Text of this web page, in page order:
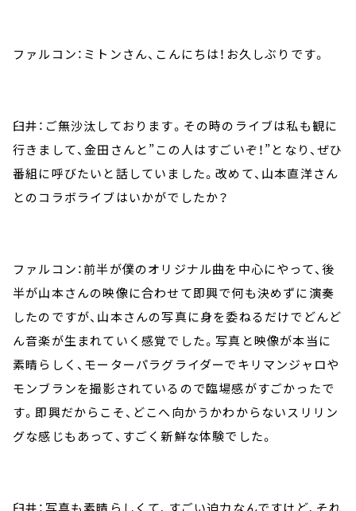
ファルコン：ミトンさん、こんにちは！お久しぶりです。
臼井：ご無沙汰しております。その時のライブは私も観に
行きまして、金田さんと”この人はすごいぞ！”となり、ぜひ
番組に呼びたいと話していました。改めて、山本直洋さん
とのコラボライブはいかがでしたか？
ファルコン：前半が僕のオリジナル曲を中心にやって、後
半が山本さんの映像に合わせて即興で何も決めずに演奏
したのですが、山本さんの写真に身を委ねるだけでどんど
ん音楽が生まれていく感覚でした。写真と映像が本当に
素晴らしく、モーターパラグライダーでキリマンジャロや
モンブランを撮影されているので臨場感がすごかったで
す。即興だからこそ、どこへ向かうかわからないスリリン
グな感じもあって、すごく新鮮な体験でした。
臼井：写真も素晴らしくて、すごい迫力なんですけど、それ